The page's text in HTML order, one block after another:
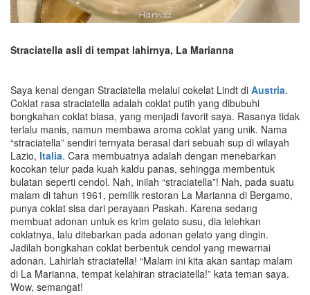
Straciatella asli di tempat lahirnya, La Marianna
Saya kenal dengan Straciatella melalui cokelat Lindt di Austria.
Coklat rasa straciatella adalah coklat putih yang dibubuhi
bongkahan coklat biasa, yang menjadi favorit saya. Rasanya tidak
terlalu manis, namun membawa aroma coklat yang unik. Nama
“straciatella” sendiri ternyata berasal dari sebuah sup di wilayah
Lazio, Italia. Cara membuatnya adalah dengan menebarkan
kocokan telur pada kuah kaldu panas, sehingga membentuk
bulatan seperti cendol. Nah, inilah “straciatella”! Nah, pada suatu
malam di tahun 1961, pemilik restoran La Marianna di Bergamo,
punya coklat sisa dari perayaan Paskah. Karena sedang
membuat adonan untuk es krim gelato susu, dia lelehkan
coklatnya, lalu ditebarkan pada adonan gelato yang dingin.
Jadilah bongkahan coklat berbentuk cendol yang mewarnai
adonan. Lahirlah straciatella! “Malam ini kita akan santap malam
di La Marianna, tempat kelahiran straciatella!” kata teman saya.
Wow, semangat!